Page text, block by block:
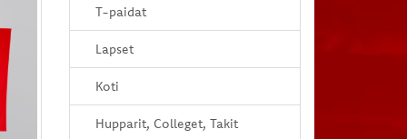
T-paidat
Lapset
Koti
Hupparit, Colleget, Takit